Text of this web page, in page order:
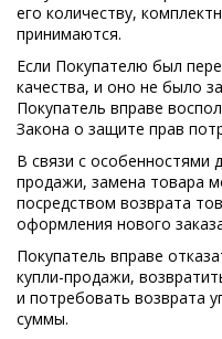
его количеству,
принимаются.
Если Покупателю был
качества, и оно не было
Покупатель вправе
Закона о защите прав
В связи с особенностями
продажи, замена товара
посредством возврата
оформления нового
Покупатель вправе
купли-продажи,
и потребовать возврата
суммы.